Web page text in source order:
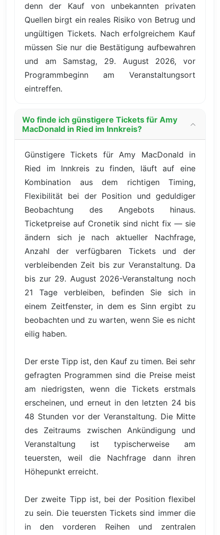
denn der Kauf von unbekannten privaten
Quellen birgt ein reales Risiko von Betrug und
ungültigen Tickets. Nach erfolgreichem Kauf
müssen Sie nur die Bestätigung aufbewahren
und am Samstag, 29. August 2026, vor
Programmbeginn am Veranstaltungsort
eintreffen.
Wo finde ich günstigere Tickets für Amy
MacDonald in Ried im Innkreis?
Günstigere Tickets für Amy MacDonald in
Ried im Innkreis zu finden, läuft auf eine
Kombination aus dem richtigen Timing,
Flexibilität bei der Position und geduldiger
Beobachtung des Angebots hinaus.
Ticketpreise auf Cronetik sind nicht fix — sie
ändern sich je nach aktueller Nachfrage,
Anzahl der verfügbaren Tickets und der
verbleibenden Zeit bis zur Veranstaltung. Da
bis zur 29. August 2026-Veranstaltung noch
21 Tage verbleiben, befinden Sie sich in
einem Zeitfenster, in dem es Sinn ergibt zu
beobachten und zu warten, wenn Sie es nicht
eilig haben.
Der erste Tipp ist, den Kauf zu timen. Bei sehr
gefragten Programmen sind die Preise meist
am niedrigsten, wenn die Tickets erstmals
erscheinen, und erneut in den letzten 24 bis
48 Stunden vor der Veranstaltung. Die Mitte
des Zeitraums zwischen Ankündigung und
Veranstaltung ist typischerweise am
teuersten, weil die Nachfrage dann ihren
Höhepunkt erreicht.
Der zweite Tipp ist, bei der Position flexibel
zu sein. Die teuersten Tickets sind immer die
in den vorderen Reihen und zentralen